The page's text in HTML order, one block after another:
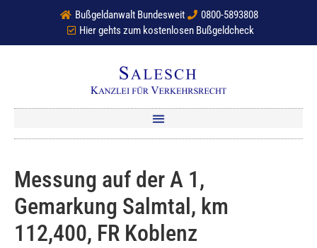
Bußgeldanwalt Bundesweit
0800-5893808
Hier gehts zum kostenlosen Bußgeldcheck
Messung auf der A 1,
Gemarkung Salmtal, km
112,400, FR Koblenz